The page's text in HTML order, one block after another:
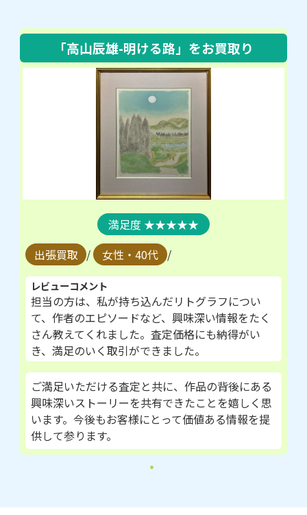
「高山辰雄-明ける路」 をお買取り
★★★★★
出張買取 / 女性・40代 /
レビューコメント
担当の方は、私が持ち込んだリトグラフについ
て、作者のエピソードなど、興味深い情報をたく
さん教えてくれました。査定価格にも納得がい
き、満足のいく取引ができました。
ご満足いただける査定と共に、作品の背後にある
興味深いストーリーを共有できたことを嬉しく思
います。今後もお客様にとって価値ある情報を提
供して参ります。